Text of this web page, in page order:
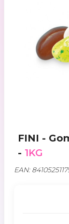
FINI -
- 1KG
EAN: